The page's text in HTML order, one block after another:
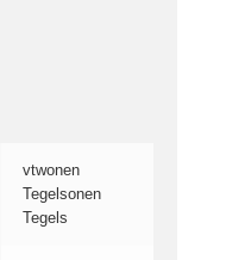
vtwonen
Tegelsonen
Tegels